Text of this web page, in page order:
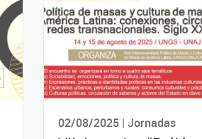
02/08/2025 | Jornadas